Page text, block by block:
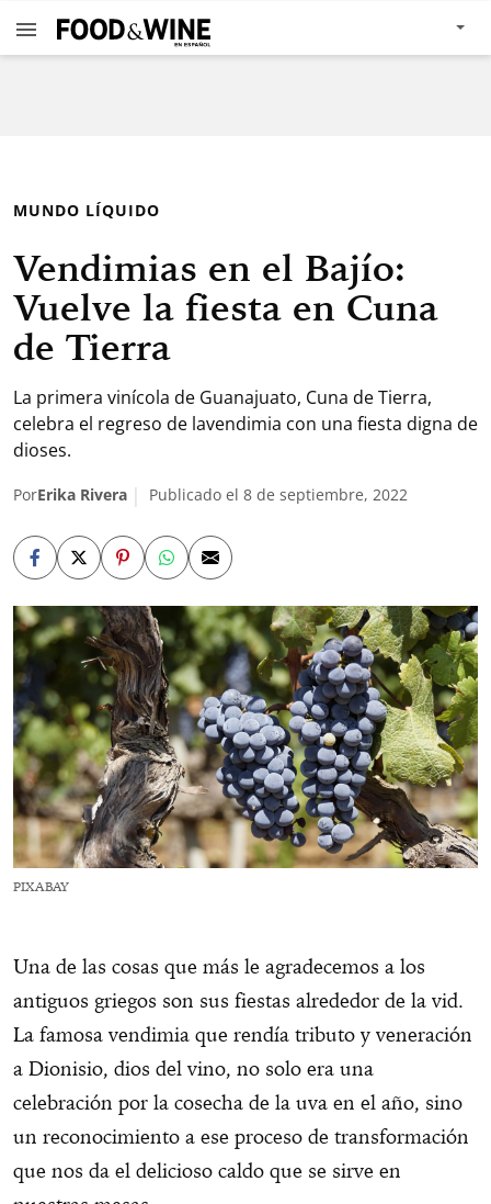
MUNDO LÍQUIDO
Vendimias en el Bajío:
Vuelve la fiesta en Cuna
de Tierra
La primera vinícola de Guanajuato, Cuna de Tierra,
celebra el regreso de lavendimia con una fiesta digna de
dioses.
PorErika Rivera Publicado el 8 de septiembre, 2022
PIXABAY
Una de las cosas que más le agradecemos a los
antiguos griegos son sus fiestas alrededor de la vid.
La famosa vendimia que rendía tributo y veneración
a Dionisio, dios del vino, no solo era una
celebración por la cosecha de la uva en el año, sino
un reconocimiento a ese proceso de transformación
que nos da el delicioso caldo que se sirve en